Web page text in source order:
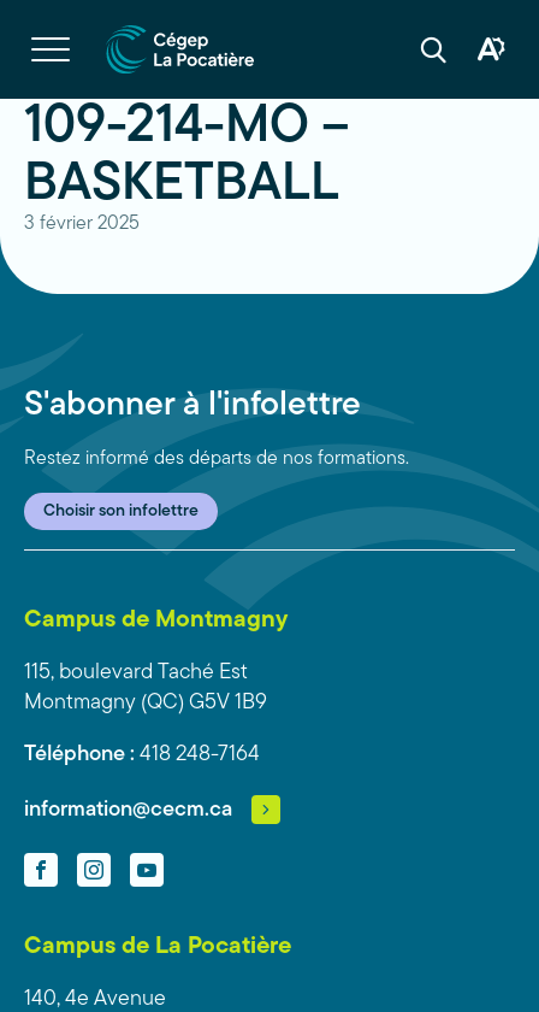
Ouvrir
la
navigation
site
Ouvrir
Ouvrir
109-214-MO –
BASKETBALL
3 février 2025
S'abonner à l'infolettre
Restez informé des départs de nos formations.
Choisir son infolettre
Campus de Montmagny
115, boulevard Taché Est
Montmagny (QC) G5V 1B9
Téléphone : 418 248-7164
information@cecm.ca
FacebookInstagramYouTube
Campus de La Pocatière
140, 4e Avenue